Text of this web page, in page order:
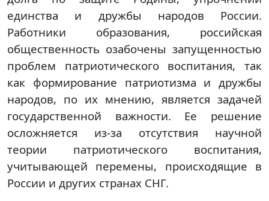
единства и дружбы народов России.
Работники образования, российская
общественность озабочены запущенностью
проблем патриотического воспитания, так
как формирование патриотизма и дружбы
народов, по их мнению, является задачей
государственной важности. Ее решение
осложняется из-за отсутствия научной
теории патриотического воспитания,
учитывающей перемены, происходящие в
России и других странах СНГ.